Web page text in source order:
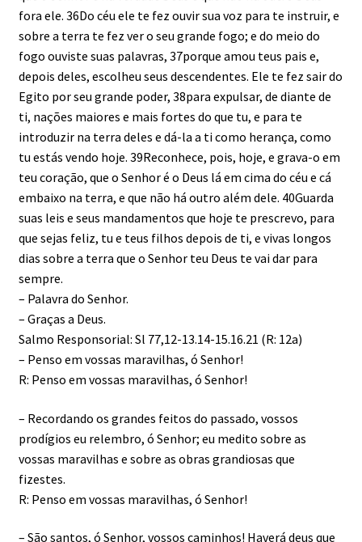
fora ele. 36Do céu ele te fez ouvir sua voz para te instruir, e
sobre a terra te fez ver o seu grande fogo; e do meio do
fogo ouviste suas palavras, 37porque amou teus pais e,
depois deles, escolheu seus descendentes. Ele te fez sair do
Egito por seu grande poder, 38para expulsar, de diante de
ti, nações maiores e mais fortes do que tu, e para te
introduzir na terra deles e dá-la a ti como herança, como
tu estás vendo hoje. 39Reconhece, pois, hoje, e grava-o em
teu coração, que o Senhor é o Deus lá em cima do céu e cá
embaixo na terra, e que não há outro além dele. 40Guarda
suas leis e seus man­damentos que hoje te prescrevo, para
que sejas feliz, tu e teus filhos depois de ti, e vivas longos
dias sobre a terra que o Senhor teu Deus te vai dar para
sempre.
– Palavra do Senhor.
– Graças a Deus.
Salmo Responsorial: Sl 77,12-13.14-15.16.21 (R: 12a)
– Penso em vossas maravilhas, ó Senhor!
R: Penso em vossas maravilhas, ó Senhor!
– Recordando os grandes feitos do passado, vossos
prodígios eu relembro, ó Senhor; eu medito sobre as
vossas maravilhas e sobre as obras grandiosas que
fizestes.
R: Penso em vossas maravilhas, ó Senhor!
– São santos, ó Senhor, vossos caminhos! Haverá deus que